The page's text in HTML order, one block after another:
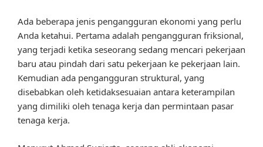
Ada beberapa jenis pengangguran ekonomi yang perlu
Anda ketahui. Pertama adalah pengangguran friksional,
yang terjadi ketika seseorang sedang mencari pekerjaan
baru atau pindah dari satu pekerjaan ke pekerjaan lain.
Kemudian ada pengangguran struktural, yang
disebabkan oleh ketidaksesuaian antara keterampilan
yang dimiliki oleh tenaga kerja dan permintaan pasar
tenaga kerja.